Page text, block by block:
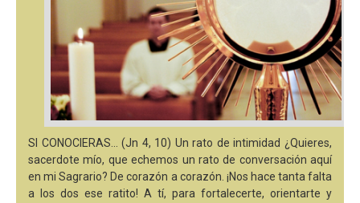
SI CONOCIERAS... (Jn 4, 10) Un rato de intimidad ¿Quieres,
sacerdote mío, que echemos un rato de conversación aquí
en mi Sagrario? De corazón a corazón. ¡Nos hace tanta falta
a los dos ese ratito! A tí, para fortalecerte, orientarte y